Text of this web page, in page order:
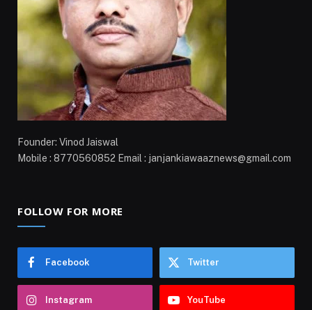
Founder: Vinod Jaiswal
Mobile : 8770560852 Email : janjankiawaaznews@gmail.com
FOLLOW FOR MORE
Facebook Twitter
Instagram YouTube